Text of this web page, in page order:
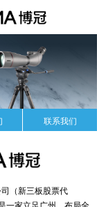
联系我们
（新三板股票代